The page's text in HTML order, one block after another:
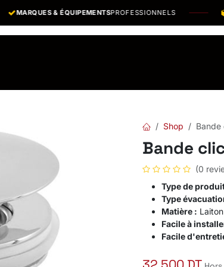
MARQUES & ÉQUIPEMENTSPROFESSIONNELS
Shop Bande
Bande
(0
Type de
Type
Matière : Laiton
Facile à
Facile